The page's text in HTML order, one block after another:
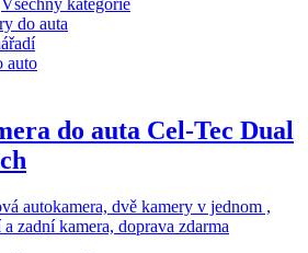
do auta
auto
do auta Cel-Tec Dual
autokamera, dvě kamery v jednom ,
a zadní kamera, doprava zdarma